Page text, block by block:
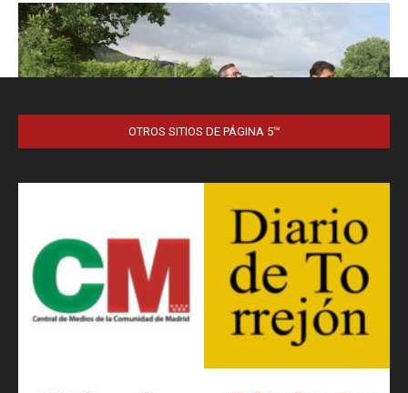
OTROS SITIOS DE PÁGINA 5™